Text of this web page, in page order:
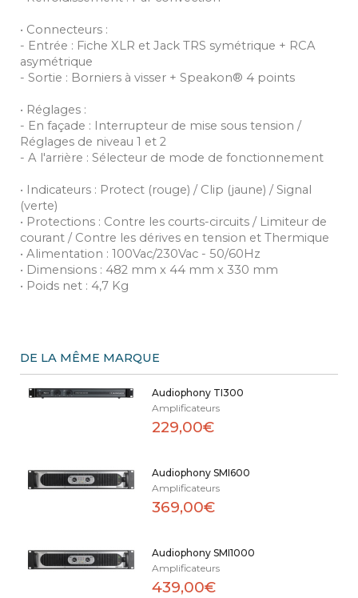
• Connecteurs :
- Entrée : Fiche XLR et Jack TRS symétrique + RCA
asymétrique
- Sortie : Borniers à visser + Speakon® 4 points
• Réglages :
- En façade : Interrupteur de mise sous tension /
Réglages de niveau 1 et 2
- A l'arrière : Sélecteur de mode de fonctionnement
• Indicateurs : Protect (rouge) / Clip (jaune) / Signal
(verte)
• Protections : Contre les courts-circuits / Limiteur de
courant / Contre les dérives en tension et Thermique
• Alimentation : 100Vac/230Vac - 50/60Hz
• Dimensions : 482 mm x 44 mm x 330 mm
• Poids net : 4,7 Kg
DE LA MÊME MARQUE
Audiophony TI300
Amplificateurs
229,00€
Audiophony SMI600
Amplificateurs
369,00€
Audiophony SMI1000
Amplificateurs
439,00€